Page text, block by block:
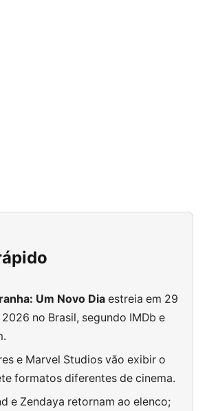
Um Novo Dia estreia em 29
no Brasil, segundo IMDb e
e Marvel Studios vão exibir o
formatos diferentes de cinema.
e Zendaya retornam ao elenco;